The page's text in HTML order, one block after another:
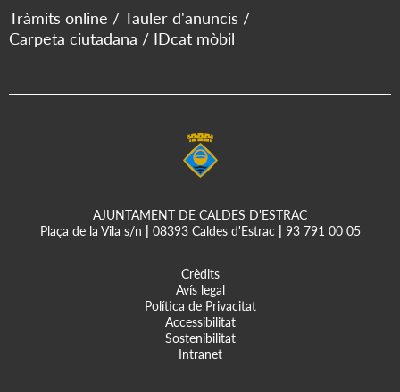
Tràmits online
Tauler d'anuncis
Carpeta ciutadana
IDcat mòbil
AJUNTAMENT DE CALDES D'ESTRAC
Plaça de la Vila s/n
08393 Caldes d'Estrac 93 791 00 05
Crèdits
Avís legal
Política de Privacitat
Accessibilitat
Sostenibilitat
Intranet